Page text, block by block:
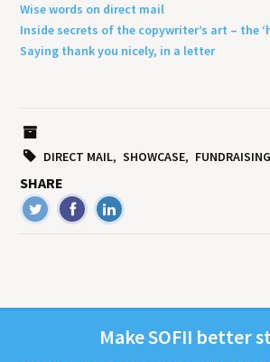
Wise words on direct mail
Inside secrets of the copywriter’s art – the
Saying thank you nicely, in a letter
DIRECT MAIL SHOWCASE FUNDRAISING
SHARE
MakeSOFII bet­ter